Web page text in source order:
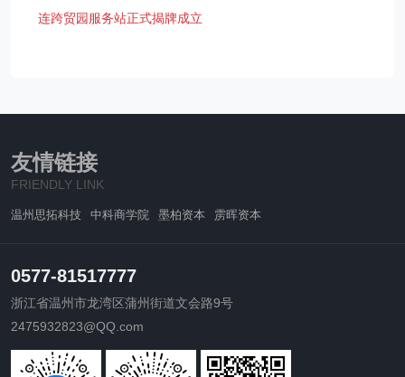
连跨贸园服务站正式揭牌成立
友情链接
FRIENDLY LINK
温州思拓科技 中科商学院 墨柏资本 雳晖资本
0577-81517777
浙江省温州市龙湾区蒲州街道文会路9号
2475932823@QQ.com